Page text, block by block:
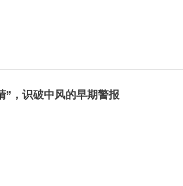
”，识破中风的早期警报